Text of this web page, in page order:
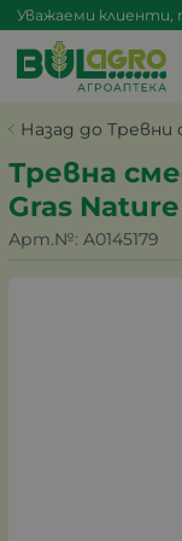
Уважаеми клиенти,
Назад до Тревни
Тревна
Gras
Арт.№: A0145179